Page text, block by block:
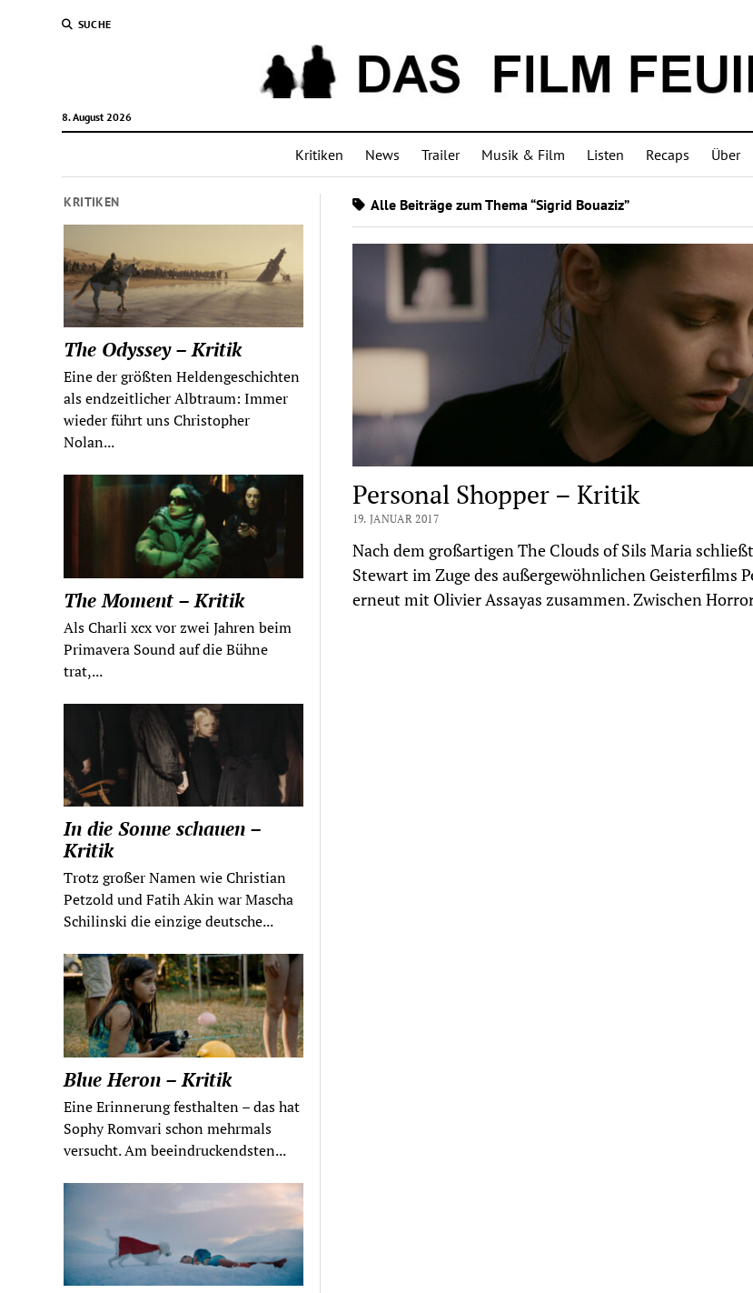
SUCHE
8. August 2026
Kritiken News Trailer Musik & Film Listen Recaps Über
KRITIKEN
The Odyssey – Kritik
Eine der größten Heldengeschichten
als endzeitlicher Albtraum: Immer
wieder führt uns Christopher
Nolan...
The Moment – Kritik
Als Charli xcx vor zwei Jahren beim
Primavera Sound auf die Bühne
trat,...
In die Sonne schauen –
Kritik
Trotz großer Namen wie Christian
Petzold und Fatih Akin war Mascha
Schilinski die einzige deutsche...
Blue Heron – Kritik
Eine Erinnerung festhalten – das hat
Sophy Romvari schon mehrmals
versucht. Am beeindruckendsten...
Alle Beiträge zum Thema “Sigrid Bouaziz”
Personal Shopper – Kritik
19. JANUAR 2017
Nach dem großartigen The Clouds of Sils Maria
Stewart im Zuge des außergewöhnlichen Geisterfilms
erneut mit Olivier Assayas zusammen. Zwischen